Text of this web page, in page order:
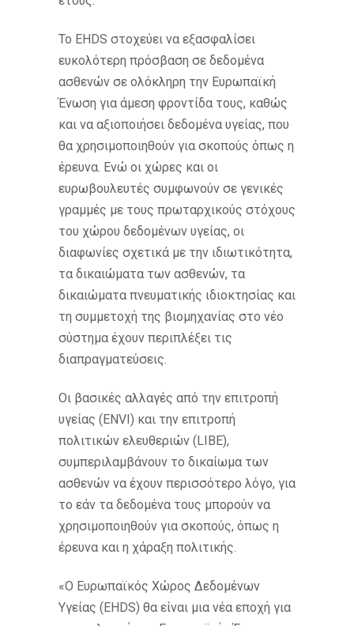
Το EHDS στοχεύει να εξασφαλίσει
ευκολότερη πρόσβαση σε δεδομένα
ασθενών σε ολόκληρη την Ευρωπαϊκή
Ένωση για άμεση φροντίδα τους, καθώς
και να αξιοποιήσει δεδομένα υγείας, που
θα χρησιμοποιηθούν για σκοπούς όπως η
έρευνα. Ενώ οι χώρες και οι
ευρωβουλευτές συμφωνούν σε γενικές
γραμμές με τους πρωταρχικούς στόχους
του χώρου δεδομένων υγείας, οι
διαφωνίες σχετικά με την ιδιωτικότητα,
τα δικαιώματα των ασθενών, τα
δικαιώματα πνευματικής ιδιοκτησίας και
τη συμμετοχή της βιομηχανίας στο νέο
σύστημα έχουν περιπλέξει τις
διαπραγματεύσεις.
Οι βασικές αλλαγές από την επιτροπή
υγείας (ENVI) και την επιτροπή
πολιτικών ελευθεριών (LIBE),
συμπεριλαμβάνουν το δικαίωμα των
ασθενών να έχουν περισσότερο λόγο, για
το εάν τα δεδομένα τους μπορούν να
χρησιμοποιηθούν για σκοπούς, όπως η
έρευνα και η χάραξη πολιτικής.
«Ο Ευρωπαϊκός Χώρος Δεδομένων
Υγείας (EHDS) θα είναι μια νέα εποχή για